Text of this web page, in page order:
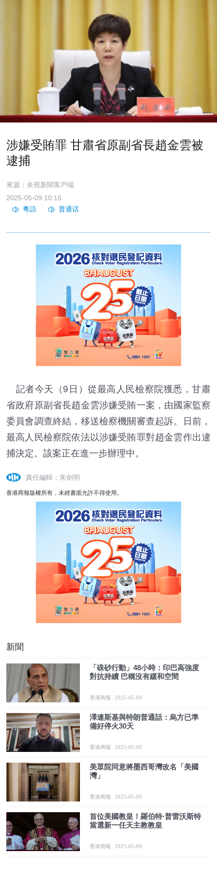
涉嫌受賄罪 甘肅省原副省長趙金雲被
逮捕
來源：央視新聞客戶端
2025-05-09 10:16
記者今天（9日）從最高人民檢察院獲悉，甘肅
省政府原副省長趙金雲涉嫌受賄一案，由國家監察
委員會調查終結，移送檢察機關審查起訴。日前，
最高人民檢察院依法以涉嫌受賄罪對趙金雲作出逮
捕決定。該案正在進一步辦理中。
責任編輯：朱劍明
香港商報版權所有，未經書面允許不得使用。
新聞
「硃砂行動」48小時：印巴高強度
對抗持續 巴稱沒有緩和空間
香港商報 2025-05-09
澤連斯基與特朗普通話：烏方已準
備好停火30天
香港商報 2025-05-09
美眾院同意將墨西哥灣改名「美國
灣」
香港商報 2025-05-09
首位美國教皇！羅伯特·普雷沃斯特
當選新一任天主教教皇
香港商報 2025-05-09